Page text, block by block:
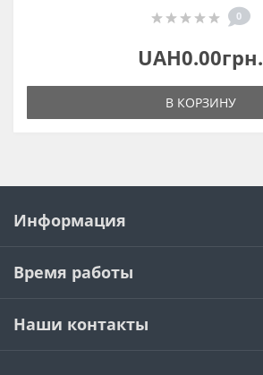
0
UAH0.00грн.
В КОРЗИНУ
Информация
Время работы
Наши контакты